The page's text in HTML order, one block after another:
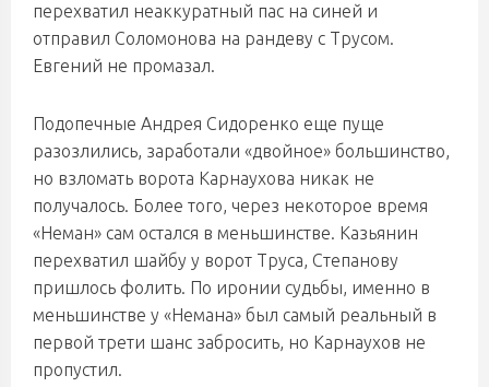
перехватил неаккуратный пас на синей и
отправил Соломонова на рандеву с Трусом.
Евгений не промазал.
Подопечные Андрея Сидоренко еще пуще
разозлились, заработали «двойное» большинство,
но взломать ворота Карнаухова никак не
получалось. Более того, через некоторое время
«Неман» сам остался в меньшинстве. Казьянин
перехватил шайбу у ворот Труса, Степанову
пришлось фолить. По иронии судьбы, именно в
меньшинстве у «Немана» был самый реальный в
первой трети шанс забросить, но Карнаухов не
пропустил.